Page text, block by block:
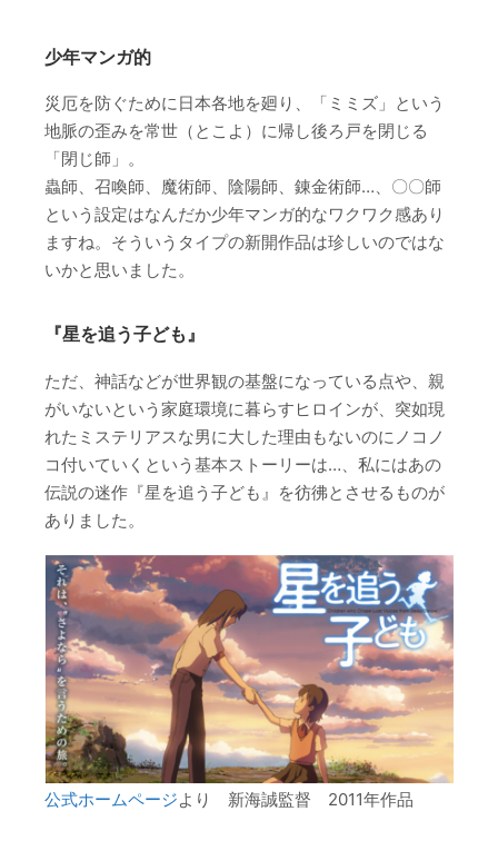
少年マンガ的
災厄を防ぐために日本各地を廻り、「ミミズ」という
地脈の歪みを常世（とこよ）に帰し後ろ戸を閉じる
「閉じ師」。
蟲師、召喚師、魔術師、陰陽師、錬金術師…、〇〇師
という設定はなんだか少年マンガ的なワクワク感あり
ますね。そういうタイプの新開作品は珍しいのではな
いかと思いました。
『星を追う子ども』
ただ、神話などが世界観の基盤になっている点や、親
がいないという家庭環境に暮らすヒロインが、突如現
れたミステリアスな男に大した理由もないのにノコノ
コ付いていくという基本ストーリーは…、私にはあの
伝説の迷作『星を追う子ども』を彷彿とさせるものが
ありました。
公式ホームページより 新海誠監督 2011年作品